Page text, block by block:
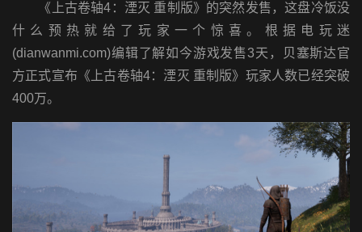
《上古卷轴4：湮灭 重制版》的突然发售，这盘冷饭没
什么预热就给了玩家一个惊喜。根据电玩迷
(dianwanmi.com)编辑了解如今游戏发售3天，贝塞斯达官
方正式宣布《上古卷轴4：湮灭 重制版》玩家人数已经突破
400万。